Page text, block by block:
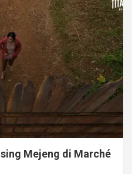
Mejeng di Marché